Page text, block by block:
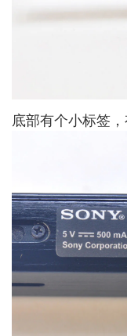
底部有个小标签